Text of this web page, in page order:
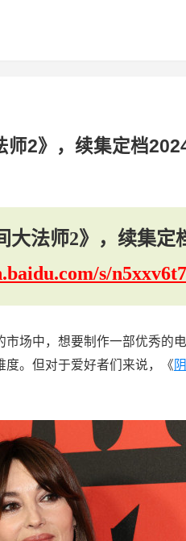
师2》，续集定档
大法师2》，续集定
s/
场中，想要制作一部优秀的
度。但对于爱好者们来说，《